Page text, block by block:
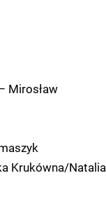
Mirosław
Krukówna/Natalia